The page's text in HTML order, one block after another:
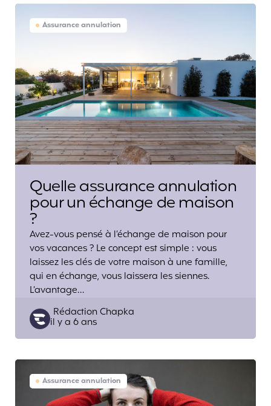
Assurance annulation
Quelle assurance annulation
pour un échange de maison
?
Avez-vous pensé à l’échange de maison pour
vos vacances ? Le concept est simple : vous
laissez les clés de votre maison à une famille,
qui en échange, vous laissera les siennes.
L’avantage…
Posted
by
Rédaction Chapka
il y a 6 ans
Assurance annulation